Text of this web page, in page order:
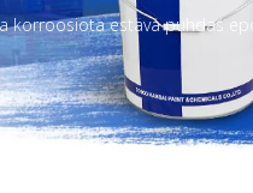
korroosiota estävä puhdas